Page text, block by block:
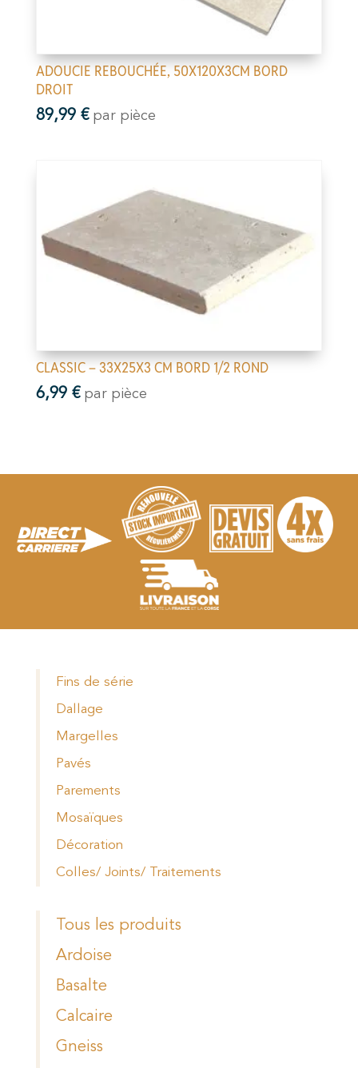
ADOUCIE REBOUCHÉE, 50X120X3CM BORD
DROIT
89,99 € par pièce
CLASSIC – 33X25X3 CM BORD 1/2 ROND
6,99 € par pièce
Fins de série
Dallage
Margelles
Pavés
Parements
Mosaïques
Décoration
Colles/ Joints/ Traitements
Tous les produits
Ardoise
Basalte
Calcaire
Gneiss